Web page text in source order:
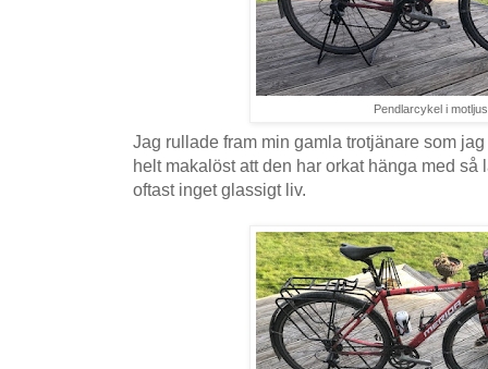
Pendlarcykel i motljus
Jag rullade fram min gamla trotjänare som
helt makalöst att den har orkat hänga med
oftast inget glassigt liv.